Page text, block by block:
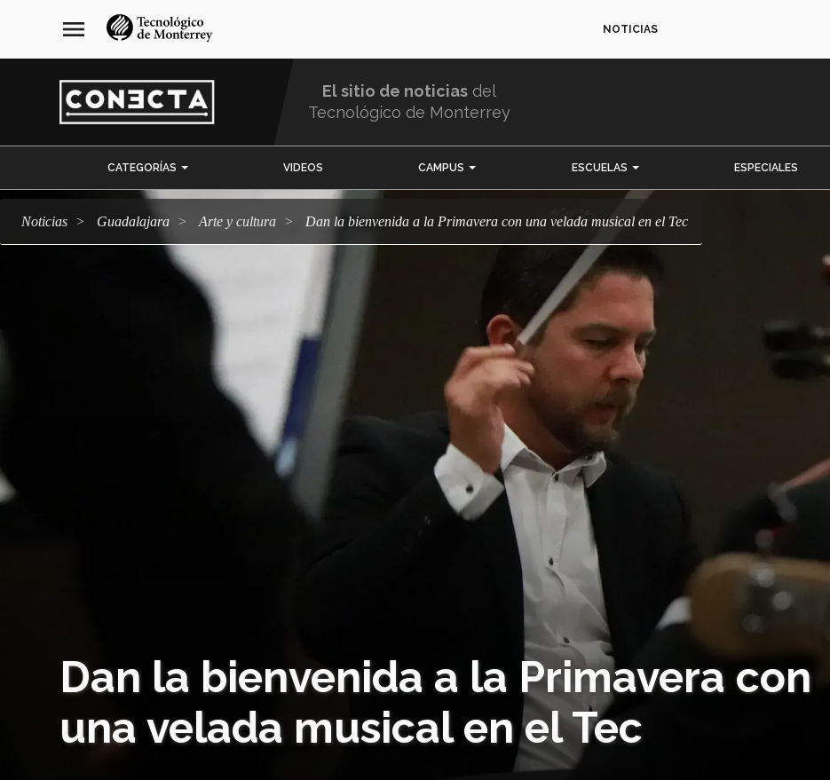
navegación
principal
menu NOTICIAS
El sitio de noticias del
Tecnológico de Monterrey
CATEGORÍAS VIDEOS CAMPUS ESCUELAS ESPECIALES
Noticias Guadalajara arte y cultura Dan la bienvenida a la Primavera con una velada musical en el Tec
Dan la bienvenida a la Primavera con
una velada musical en el Tec